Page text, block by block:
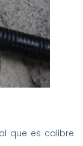
que es calibre